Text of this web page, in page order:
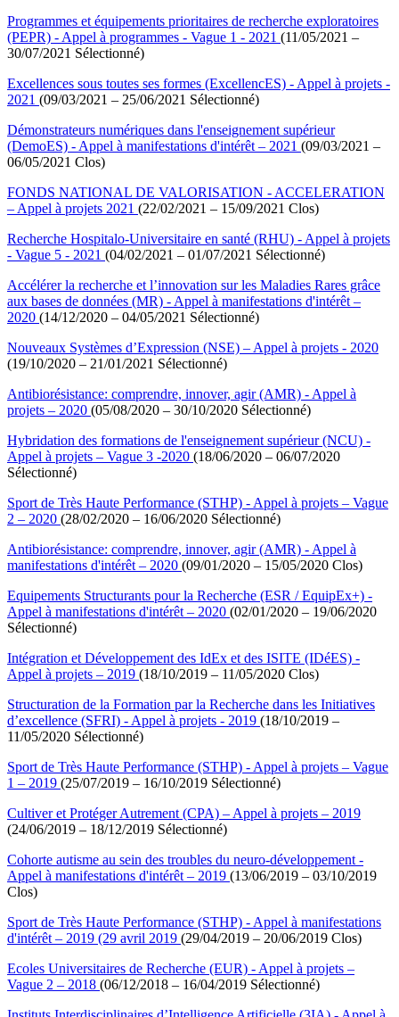
Programmes et équipements prioritaires de recherche exploratoires
(PEPR) - Appel à programmes - Vague 1 - 2021 (11/05/2021 –
30/07/2021 Sélectionné)
Excellences sous toutes ses formes (ExcellencES) - Appel à projets -
2021 (09/03/2021 – 25/06/2021 Sélectionné)
Démonstrateurs numériques dans l'enseignement supérieur
(DemoES) - Appel à manifestations d'intérêt – 2021 (09/03/2021 –
06/05/2021 Clos)
FONDS NATIONAL DE VALORISATION - ACCELERATION
– Appel à projets 2021 (22/02/2021 – 15/09/2021 Clos)
Recherche Hospitalo-Universitaire en santé (RHU) - Appel à projets
- Vague 5 - 2021 (04/02/2021 – 01/07/2021 Sélectionné)
Accélérer la recherche et l’innovation sur les Maladies Rares grâce
aux bases de données (MR) - Appel à manifestations d'intérêt –
2020 (14/12/2020 – 04/05/2021 Sélectionné)
Nouveaux Systèmes d’Expression (NSE) – Appel à projets - 2020
(19/10/2020 – 21/01/2021 Sélectionné)
Antibiorésistance: comprendre, innover, agir (AMR) - Appel à
projets – 2020 (05/08/2020 – 30/10/2020 Sélectionné)
Hybridation des formations de l'enseignement supérieur (NCU) -
Appel à projets – Vague 3 -2020 (18/06/2020 – 06/07/2020
Sélectionné)
Sport de Très Haute Performance (STHP) - Appel à projets – Vague
2 – 2020 (28/02/2020 – 16/06/2020 Sélectionné)
Antibiorésistance: comprendre, innover, agir (AMR) - Appel à
manifestations d'intérêt – 2020 (09/01/2020 – 15/05/2020 Clos)
Equipements Structurants pour la Recherche (ESR / EquipEx+) -
Appel à manifestations d'intérêt – 2020 (02/01/2020 – 19/06/2020
Sélectionné)
Intégration et Développement des IdEx et des ISITE (IDéES) -
Appel à projets – 2019 (18/10/2019 – 11/05/2020 Clos)
Structuration de la Formation par la Recherche dans les Initiatives
d’excellence (SFRI) - Appel à projets - 2019 (18/10/2019 –
11/05/2020 Sélectionné)
Sport de Très Haute Performance (STHP) - Appel à projets – Vague
1 – 2019 (25/07/2019 – 16/10/2019 Sélectionné)
Cultiver et Protéger Autrement (CPA) – Appel à projets – 2019
(24/06/2019 – 18/12/2019 Sélectionné)
Cohorte autisme au sein des troubles du neuro-développement -
Appel à manifestations d'intérêt – 2019 (13/06/2019 – 03/10/2019
Clos)
Sport de Très Haute Performance (STHP) - Appel à manifestations
d'intérêt – 2019 (29 avril 2019 (29/04/2019 – 20/06/2019 Clos)
Ecoles Universitaires de Recherche (EUR) - Appel à projets –
Vague 2 – 2018 (06/12/2018 – 16/04/2019 Sélectionné)